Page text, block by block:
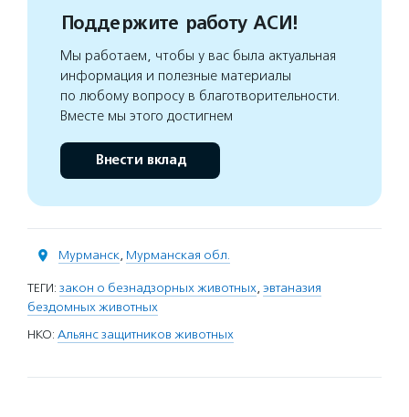
Поддержите работу АСИ!
Мы работаем, чтобы у вас была актуальная
информация и полезные материалы
по любому вопросу в благотворительности.
Вместе мы этого достигнем
Внести вклад
Мурманск, Мурманская обл.
ТЕГИ: закон о безнадзорных животных, эвтаназия
бездомных животных
НКО: Альянс защитников животных